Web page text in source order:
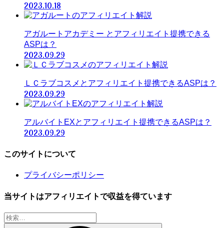
2023.10.18
アガルートアカデミー とアフィリエイト提携できる
ASPは？
2023.09.29
ＬＣラブコスメとアフィリエイト提携できるASPは？
2023.09.29
アルバイトEXとアフィリエイト提携できるASPは？
2023.09.29
このサイトについて
プライバシーポリシー
当サイトはアフィリエイトで収益を得ています
検